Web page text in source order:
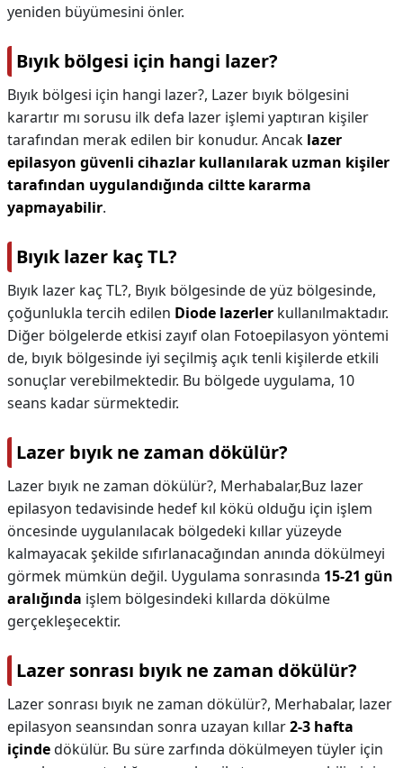
yeniden büyümesini önler.
Bıyık bölgesi için hangi lazer?
Bıyık bölgesi için hangi lazer?, Lazer bıyık bölgesini
karartır mı sorusu ilk defa lazer işlemi yaptıran kişiler
tarafından merak edilen bir konudur. Ancak lazer
epilasyon güvenli cihazlar kullanılarak uzman kişiler
tarafından uygulandığında ciltte kararma
yapmayabilir.
Bıyık lazer kaç TL?
Bıyık lazer kaç TL?, Bıyık bölgesinde de yüz bölgesinde,
çoğunlukla tercih edilen Diode lazerler kullanılmaktadır.
Diğer bölgelerde etkisi zayıf olan Fotoepilasyon yöntemi
de, bıyık bölgesinde iyi seçilmiş açık tenli kişilerde etkili
sonuçlar verebilmektedir. Bu bölgede uygulama, 10
seans kadar sürmektedir.
Lazer bıyık ne zaman dökülür?
Lazer bıyık ne zaman dökülür?, Merhabalar,Buz lazer
epilasyon tedavisinde hedef kıl kökü olduğu için işlem
öncesinde uygulanılacak bölgedeki kıllar yüzeyde
kalmayacak şekilde sıfırlanacağından anında dökülmeyi
görmek mümkün değil. Uygulama sonrasında 15-21 gün
aralığında işlem bölgesindeki kıllarda dökülme
gerçekleşecektir.
Lazer sonrası bıyık ne zaman dökülür?
Lazer sonrası bıyık ne zaman dökülür?, Merhabalar, lazer
epilasyon seansından sonra uzayan kıllar2-3 hafta
içindedökülür. Bu süre zarfında dökülmeyen tüyler için